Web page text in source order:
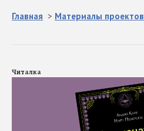
Главная > Материалы проектов
Читалка